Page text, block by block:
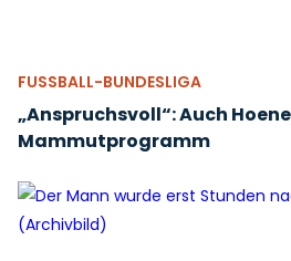
FUSSBALL-BUNDESLIGA
„Anspruchsvoll“: Auch
Mammutprogramm